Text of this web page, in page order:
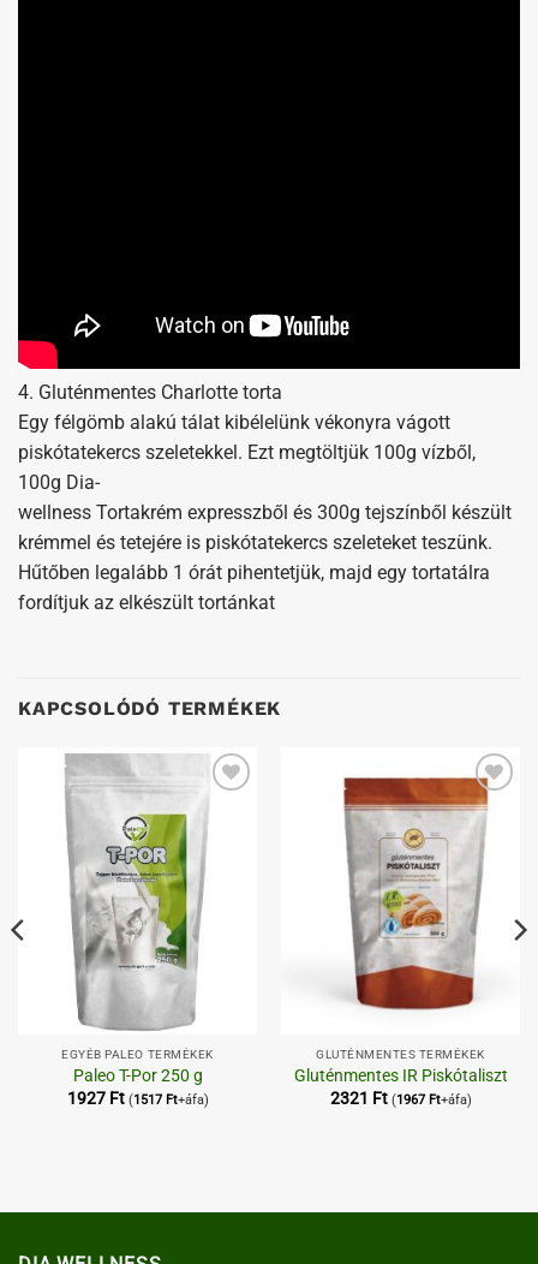
4. Gluténmentes Charlotte torta
Egy félgömb alakú tálat kibélelünk vékonyra vágott
piskótatekercs szeletekkel. Ezt megtöltjük 100g vízből,
100g Dia-
wellness Tortakrém expresszből és 300g tejszínből készült
krémmel és tetejére is piskótatekercs szeleteket teszünk.
Hűtőben legalább 1 órát pihentetjük, majd egy tortatálra
fordítjuk az elkészült tortánkat
KAPCSOLÓDÓ TERMÉKEK
Kedvenceimhez
EGYÉB PALEO TERMÉKEK
Paleo T-Por 250 g
1927 Ft (1517 Ft+áfa)
Kedvenceimhez
GLUTÉNMENTES TERMÉKEK
Gluténmentes IR Piskótaliszt
2321 Ft (1967 Ft+áfa)